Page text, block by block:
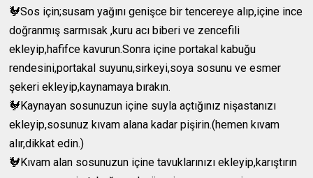
🐓Sos için;susam yağını genişce bir tencereye alıp,içine ince
doğranmış sarmısak ,kuru acı biberi ve zencefili
ekleyip,hafifce kavurun.Sonra içine portakal kabuğu
rendesini,portakal suyunu,sirkeyi,soya sosunu ve esmer
şekeri ekleyip,kaynamaya bırakın.
🐓Kaynayan sosunuzun içine suyla açtığınız nişastanızı
ekleyip,sosunuz kıvam alana kadar pişirin.(hemen kıvam
alır,dikkat edin.)
🐓Kıvam alan sosunuzun içine tavuklarınızı ekleyip,karıştırın